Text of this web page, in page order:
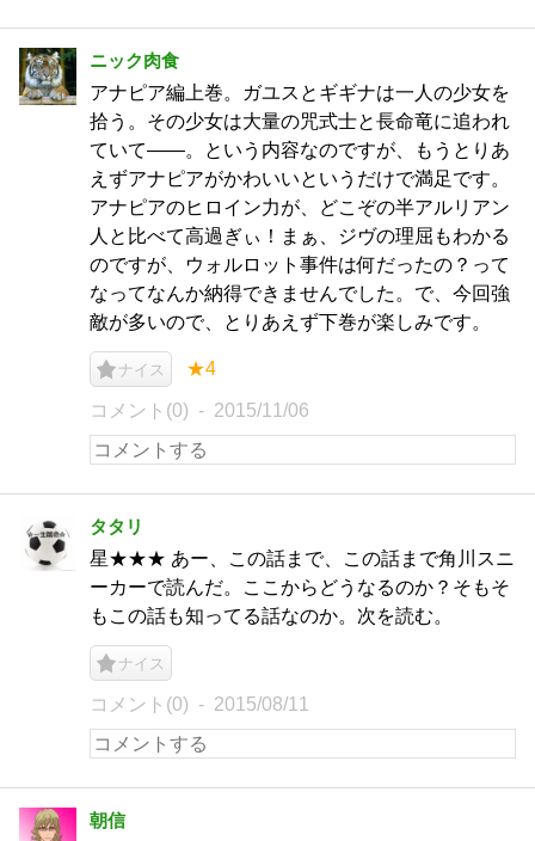
ニック肉食
アナピア編上巻。ガユスとギギナは一人の少女を
拾う。その少女は大量の咒式士と長命竜に追われ
ていて――。という内容なのですが、もうとりあ
えずアナピアがかわいいというだけで満足です。
アナピアのヒロイン力が、どこぞの半アルリアン
人と比べて高過ぎぃ！まぁ、ジヴの理屈もわかる
のですが、ウォルロット事件は何だったの？って
なってなんか納得できませんでした。で、今回強
敵が多いので、とりあえず下巻が楽しみです。
ナイス ★4
コメント(0) 2015/11/06
タタリ
星★★★ あー、この話まで、この話まで角川スニ
ーカーで読んだ。ここからどうなるのか？そもそ
もこの話も知ってる話なのか。次を読む。
ナイス
コメント(0) 2015/08/11
朝信